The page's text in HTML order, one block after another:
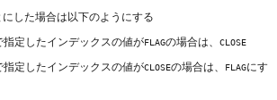
した場合は以下のようにする
指定したインデックスの値がFLAGの場合は、 CLOSE
指定したインデックスの値がCLOSEの場合は、 FLAGにす